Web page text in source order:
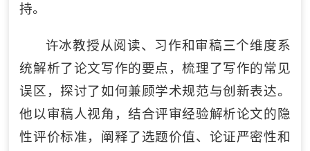
持。
许冰教授从阅读、习作和审稿三个维度系
统解析了论文写作的要点，梳理了写作的常见
误区，探讨了如何兼顾学术规范与创新表达。
他以审稿人视角，结合评审经验解析论文的隐
性评价标准，阐释了选题价值、论证严密性和